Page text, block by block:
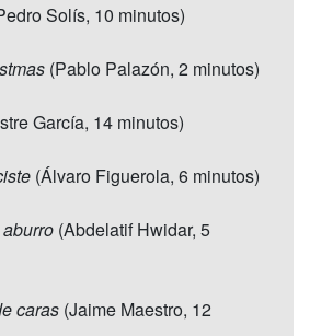
Solís, 10 minutos)
(Pablo Palazón, 2 minutos)
García, 14 minutos)
(Álvaro Figuerola, 6 minutos)
(Abdelatif Hwidar, 5
caras (Jaime Maestro, 12